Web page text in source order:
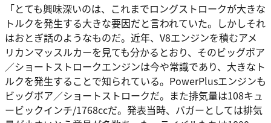
「とても興味深いのは、これまでロングストロークが大きな
トルクを発生する大きな要因だと言われていた。しかしそれ
はおとぎ話のようなものだ。近年、V8エンジンを積むアメ
リカンマッスルカーを見ても分かるとおり、そのビッグボア
／ショートストロークエンジンは今や常識であり、大きなト
ルクを発生することで知られている。PowerPlusエンジンも
ビッグボア／ショートストロークだ。また排気量は108キュ
ービックインチ/1768ccだ。発表当時、バガーとしては排気